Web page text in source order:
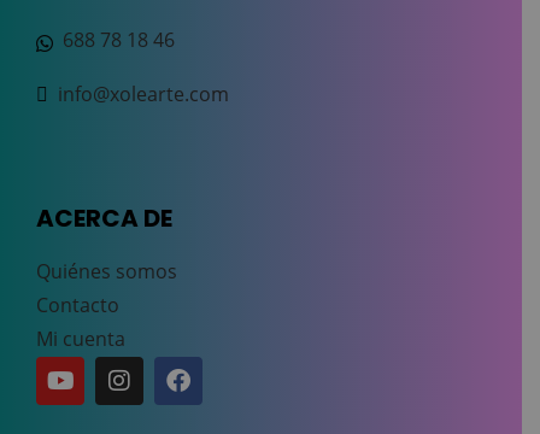
688 78 18 46
info@xolearte.com
ACERCA DE
Quiénes somos
Contacto
Mi cuenta